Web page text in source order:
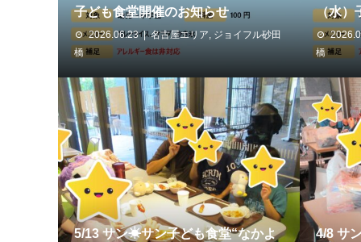
子ども食堂開催のお知らせ
2026.06.23 名古屋エリア, ジョイフル砂田
橋
（水）
橋
5/13 サン☀サン子ども食堂“なかよ
4/8 サ